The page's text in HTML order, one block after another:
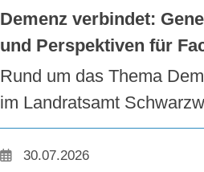
Demenz verbindet:
und Perspektiven für
Rund um das Thema
im Landratsamt
30.07.2026